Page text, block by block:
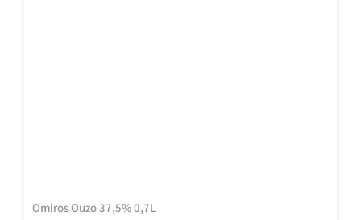
Omiros Ouzo 37,5% 0,7L